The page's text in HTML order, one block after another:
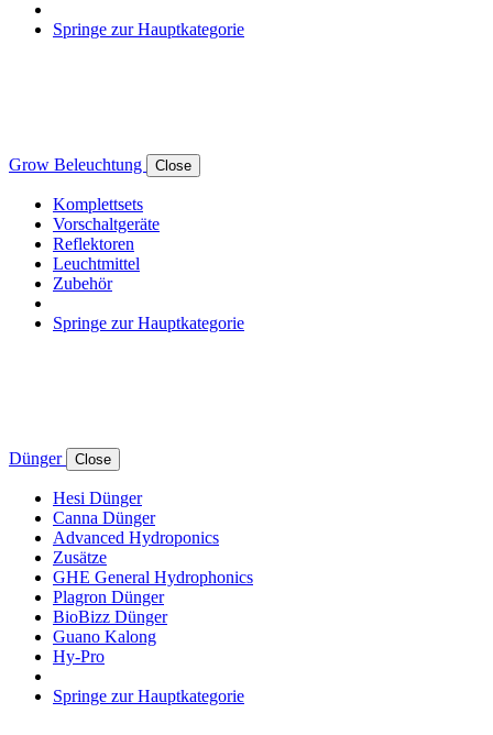
Springe zur Hauptkategorie
Grow Beleuchtung Close
Komplettsets
Vorschaltgeräte
Reflektoren
Leuchtmittel
Zubehör
Springe zur Hauptkategorie
Dünger Close
Hesi Dünger
Canna Dünger
Advanced Hydroponics
Zusätze
GHE General Hydrophonics
Plagron Dünger
BioBizz Dünger
Guano Kalong
Hy-Pro
Springe zur Hauptkategorie